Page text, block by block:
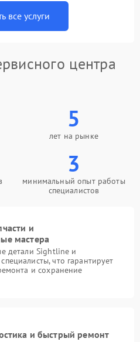
все услуги
центра
5
лет на рынке
3
минимальный опыт работы
специалистов
и
мастера
детали Sightline и
что гарантирует
и сохранение
и быстрый ремонт